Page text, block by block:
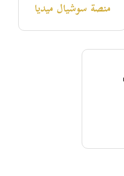
منصة سوشيال ميديا